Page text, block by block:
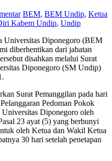
BEM, BEM Undip, Ketua
Kabem Undip, Undip
Universitas Diponegoro (BEM
diberhentikan dari jabatan
disahkan melalui Surat
Diponegoro (SM Undip)
Surat Pemanggilan pada hari
Pedoman Pokok
Diponegoro oleh
23 ayat (5) yang berbunyi
oleh Ketua dan Wakil Ketua
30 hari setelah penetapan